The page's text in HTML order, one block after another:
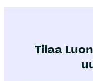
Tilaa